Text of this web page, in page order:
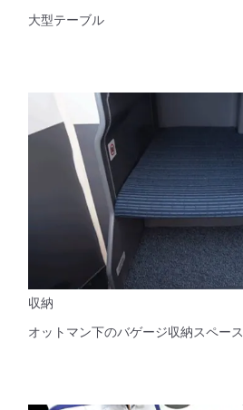
大型テーブル
収納
オットマン下のバゲージ収納スペース